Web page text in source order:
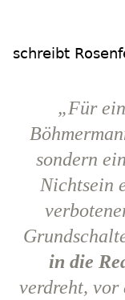
schreibt
„Für
sondern
Nichtsein
in die
verdreht, vor